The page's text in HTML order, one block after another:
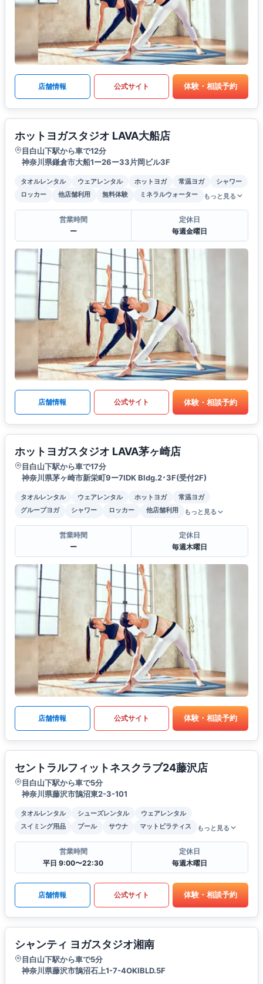
店舗情報 公式サイト 体験・相談予約
ホットヨガスタジオ LAVA大船店
目白山下駅から車で12分
神奈川県鎌倉市大船1ー26ー33片岡ビル3F
タオルレンタル ウェアレンタル ホットヨガ 常温ヨガ
シャワー
ロッカー
他店舗利用 無料体験 ミネラルウォーター もっと見る
営業時間
ー
定休日
毎週金曜日
店舗情報 公式サイト 体験・相談予約
ホットヨガスタジオ LAVA茅ヶ崎店
目白山下駅から車で17分
神奈川県茅ヶ崎市新栄町9ー7IDK Bldg.2･3F(受付2F)
タオルレンタル ウェアレンタル ホットヨガ
常温ヨガ
グループヨガ
シャワー ロッカー 他店舗利用 もっと見る
営業時間
ー
定休日
毎週木曜日
店舗情報 公式サイト 体験・相談予約
セントラルフィットネスクラブ24藤沢店
目白山下駅から車で5分
神奈川県藤沢市鵠沼東2-3-101
タオルレンタル シューズレンタル
ウェアレンタル
スイミング用品
プール サウナ マットピラティス もっと見る
営業時間
平日 9:00〜22:30
定休日
毎週木曜日
店舗情報 公式サイト 体験・相談予約
シャンティ ヨガスタジオ湘南
目白山下駅から車で5分
神奈川県藤沢市鵠沼石上1-7-4OKIBLD.5F